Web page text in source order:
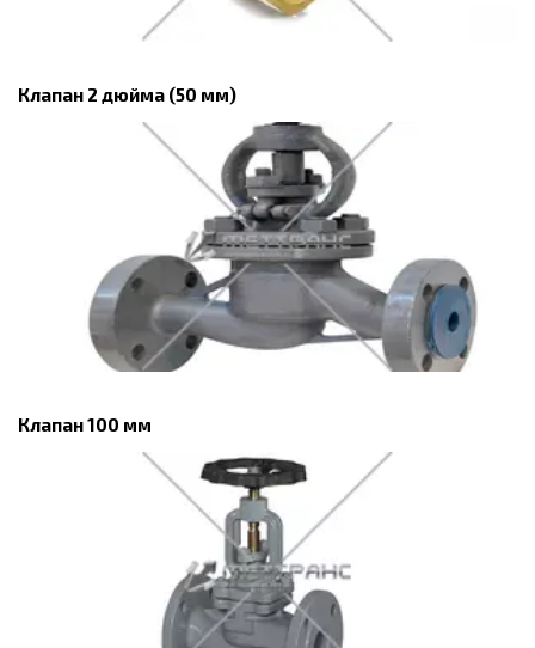
Клапан 2 дюйма (50 мм)
Клапан 100 мм